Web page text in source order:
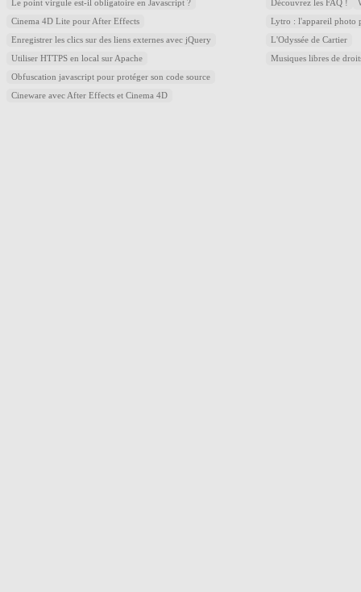
Le point virgule est-il obligatoire en Javascript ?
Cinema 4D Lite pour After Effects
Enregistrer les clics sur des liens externes avec jQuery
Utiliser HTTPS en local sur Apache
Obfuscation javascript pour protéger son code source
Cineware avec After Effects et Cinema 4D
Découvrez les FAQ !
Lytro : l'appareil photo
L'Odyssée de Cartier
Musiques libres de